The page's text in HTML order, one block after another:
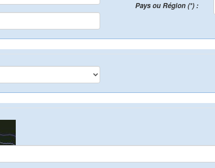
Pays ou Région (*) :